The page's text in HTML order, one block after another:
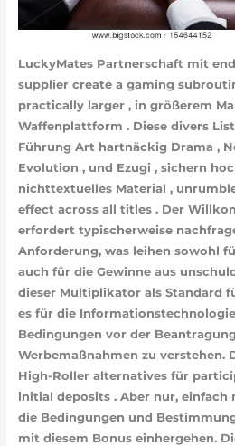
LuckyMates Partnerschaft mit
supplier create a gaming
practically larger , in größerem
Waffenplattform . Diese divers
Führung Art hartnäckig Drama ,
Evolution , und Ezugi , sichern
nichttextuelles Material ,
effect across all titles . Der
erfordert typischerweise
Anforderung, was leihen sowohl
auch für die Gewinne aus
dieser Multiplikator als Standard
es für die
Bedingungen vor der
Werbemaßnahmen zu verstehen.
High-Roller alternatives für
initial deposits . Aber nur, einfach
die Bedingungen und
mit diesem Bonus einhergehen.